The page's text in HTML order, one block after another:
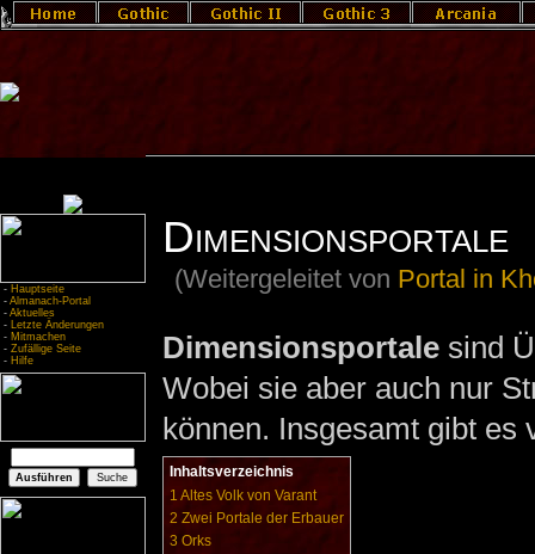
- Hauptseite
- Almanach-Portal
- Aktuelles
- Letzte Änderungen
- Mitmachen
- Zufällige Seite
- Hilfe
Dimensionsportale
(Weitergeleitet von Portal in
Dimensionsportalesind
Wobei sie aber auch nur
können. Insgesamt gibt
Inhaltsverzeichnis
1 Altes Volk von Varant
2 Zwei Portale der Erbauer
3 Orks